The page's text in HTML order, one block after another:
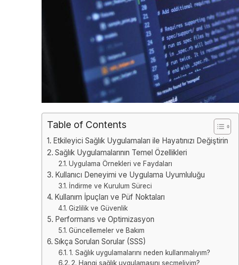
Table of Contents
Etkileyici Sağlık Uygulamaları ile Hayatınızı Değiştirin
Sağlık Uygulamalarının Temel Özellikleri
Uygulama Örnekleri ve Faydaları
Kullanıcı Deneyimi ve Uygulama Uyumluluğu
İndirme ve Kurulum Süreci
Kullanım İpuçları ve Püf Noktaları
Gizlilik ve Güvenlik
Performans ve Optimizasyon
Güncellemeler ve Bakım
Sıkça Sorulan Sorular (SSS)
1. Sağlık uygulamalarını neden kullanmalıyım?
2. Hangi sağlık uygulamasını seçmeliyim?